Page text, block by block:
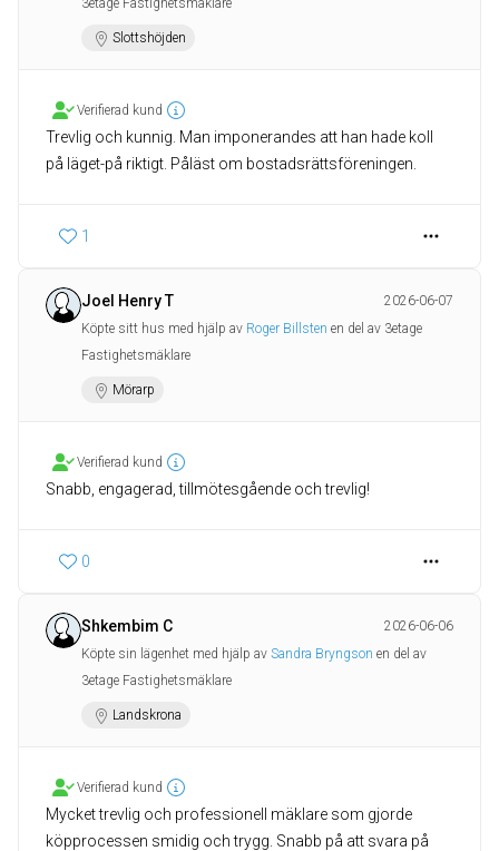
3etage Fastighetsmäklare
Slottshöjden
Verifierad kund
Trevlig och kunnig. Man imponerandes att han hade koll
på läget-på riktigt. Påläst om bostadsrättsföreningen.
1
Joel Henry T
2026-06-07
Köpte sitt hus med hjälp av Roger Billsten en del av 3etage
Fastighetsmäklare
Mörarp
Verifierad kund
Snabb, engagerad, tillmötesgående och trevlig!
0
Shkembim C
2026-06-06
Köpte sin lägenhet med hjälp av Sandra Bryngson en del av
3etage Fastighetsmäklare
Landskrona
Verifierad kund
Mycket trevlig och professionell mäklare som gjorde
köpprocessen smidig och trygg. Snabb på att svara på